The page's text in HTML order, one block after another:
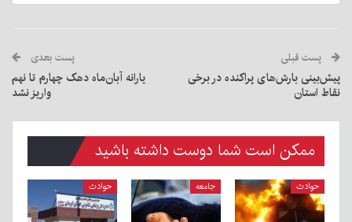
پست قبلی
پیش‌بینی بارش‌های پراکنده در برخی
نقاط استان
پست بعدی
یارانه آبان‌ماه دهک چهارم تا نهم
واریز نشد
ممکن است شما دوست داشته باشید
حوادث جامعه حوادث